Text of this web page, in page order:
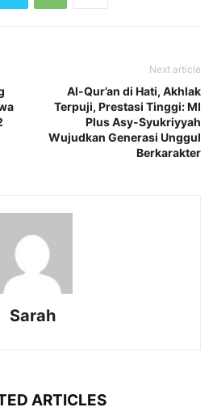
Next article
Al-Qur’an di Hati, Akhlak
Terpuji, Prestasi Tinggi: MI
Plus Asy-Syukriyyah
Wujudkan Generasi Unggul
Berkarakter
Sarah
ARTICLES